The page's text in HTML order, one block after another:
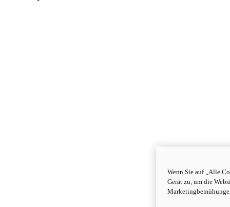
Wenn Sie auf „Alle
Gerät zu, um die